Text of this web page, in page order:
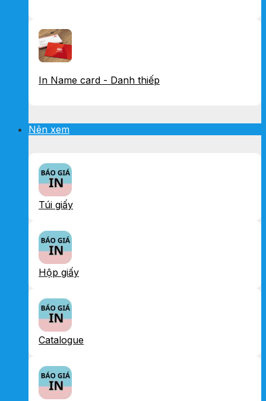
In Name card - Danh thiếp
Nên xem
Túi giấy
Hộp giấy
Catalogue